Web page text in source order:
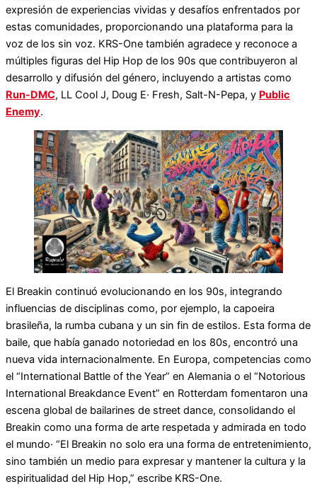
expresión de experiencias vividas y desafíos enfrentados por
estas comunidades, proporcionando una plataforma para la
voz de los sin voz. KRS-One también agradece y reconoce a
múltiples figuras del Hip Hop de los 90s que contribuyeron al
desarrollo y difusión del género, incluyendo a artistas como
Run-DMC, LL Cool J, Doug E· Fresh, Salt-N-Pepa, y Public
Enemy.
El Breakin continuó evolucionando en los 90s, integrando
influencias de disciplinas como, por ejemplo, la capoeira
brasileña, la rumba cubana y un sin fin de estilos. Esta forma de
baile, que había ganado notoriedad en los 80s, encontró una
nueva vida internacionalmente. En Europa, competencias como
el “International Battle of the Year” en Alemania o el “Notorious
International Breakdance Event” en Rotterdam fomentaron una
escena global de bailarines de street dance, consolidando el
Breakin como una forma de arte respetada y admirada en todo
el mundo· “El Breakin no solo era una forma de entretenimiento,
sino también un medio para expresar y mantener la cultura y la
espiritualidad del Hip Hop,” escribe KRS-One.